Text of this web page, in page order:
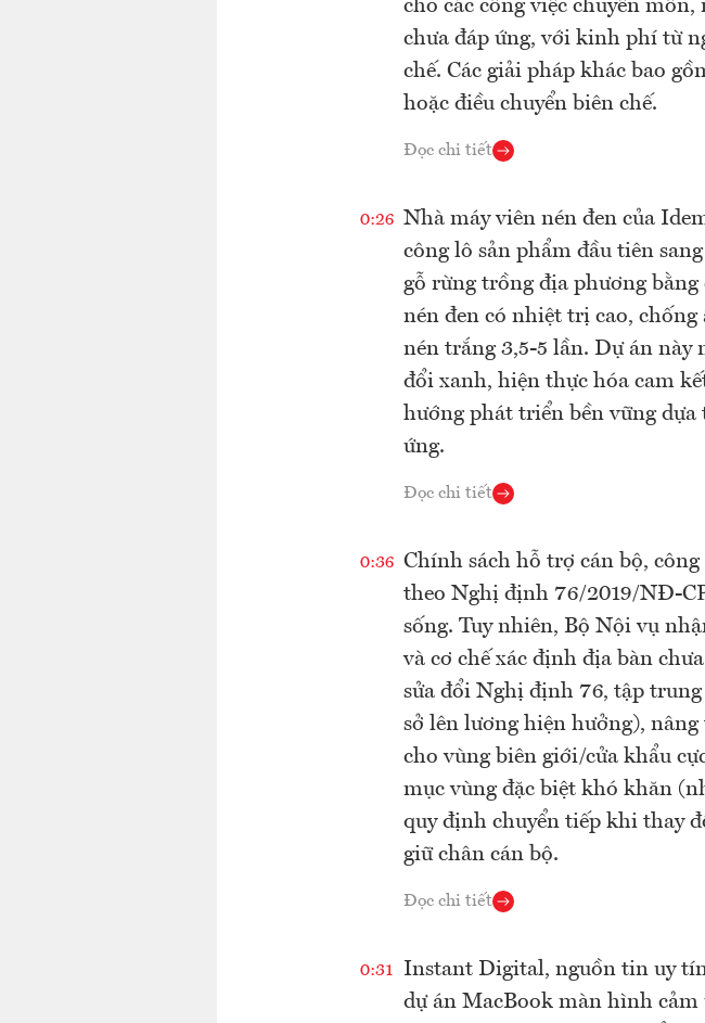
cho các công việc chuyên
chưa đáp ứng, với kinh phí từ
chế. Các giải pháp khác bao
hoặc điều chuyển biên chế.
Đọc chi tiết
0:26 Nhà máy viên nén đen của
công lô sản phẩm đầu tiên
gỗ rừng trồng địa phương
nén đen có nhiệt trị cao,
nén trắng 3,5-5 lần. Dự án này
đổi xanh, hiện thực hóa cam
hướng phát triển bền vững
ứng.
Đọc chi tiết
0:36 Chính sách hỗ trợ cán bộ,
theo Nghị định 76/2019/NĐ-
sống. Tuy nhiên, Bộ Nội vụ
và cơ chế xác định địa bàn
sửa đổi Nghị định 76, tập
sở lên lương hiện hưởng),
cho vùng biên giới/cửa khẩu
mục vùng đặc biệt khó khăn
quy định chuyển tiếp khi thay
giữ chân cán bộ.
Đọc chi tiết
0:31
Instant Digital, nguồn tin uy
dự án MacBook màn hình cảm